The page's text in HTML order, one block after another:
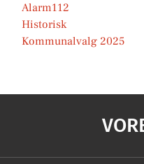
Alarm112
Historisk
Kommunalvalg 2025